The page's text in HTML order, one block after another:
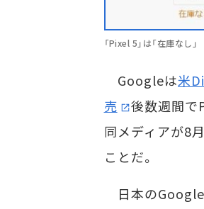
「Pixel 5」は「在庫なし」
Googleは米
売
後数週間で
同メディアが8
ことだ。
日本のGoogle